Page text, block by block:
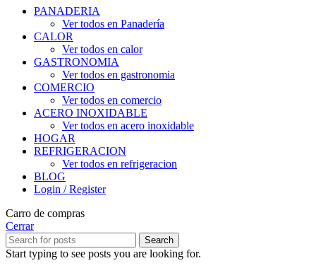
PANADERIA
Ver todos en Panadería
CALOR
Ver todos en calor
GASTRONOMIA
Ver todos en gastronomia
COMERCIO
Ver todos en comercio
ACERO INOXIDABLE
Ver todos en acero inoxidable
HOGAR
REFRIGERACION
Ver todos en refrigeracion
BLOG
Login / Register
Carro de compras
Cerrar
Search
Start typing to see posts you are looking for.